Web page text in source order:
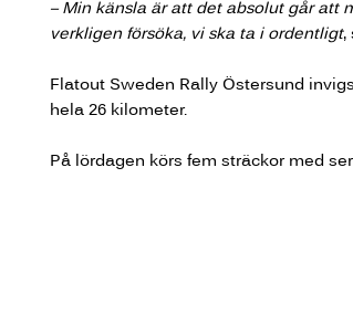
– Min känsla är att det absolut går att
verkligen försöka, vi ska ta i ordentligt,
Flatout Sweden Rally Östersund
hela 26 kilometer.
På lördagen körs fem sträckor med